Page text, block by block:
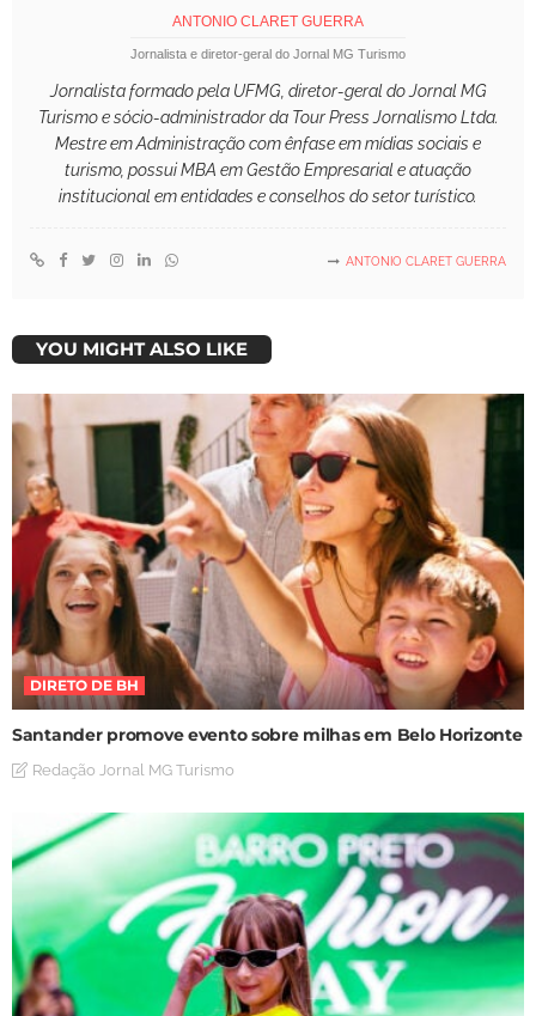
ANTONIO CLARET GUERRA
Jornalista e diretor-geral do Jornal MG Turismo
Jornalista formado pela UFMG, diretor-geral do Jornal MG
Turismo e sócio-administrador da Tour Press Jornalismo Ltda.
Mestre em Administração com ênfase em mídias sociais e
turismo, possui MBA em Gestão Empresarial e atuação
institucional em entidades e conselhos do setor turístico.
ANTONIO CLARET GUERRA
YOU MIGHT ALSO LIKE
DIRETO DE BH
Santander promove evento sobre milhas em Belo Horizonte
Redação Jornal MG Turismo